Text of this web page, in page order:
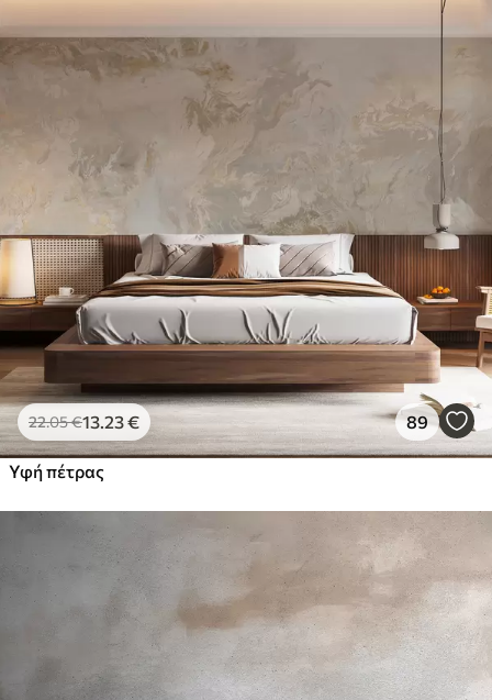
22.05€13 .23€ 89
Υφή πέτρας